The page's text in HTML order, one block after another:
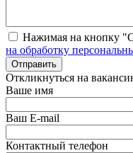
Нажимая на кнопку
на обработку
Откликнуться на
Ваше имя
Ваш E-mail
Контактный телефон